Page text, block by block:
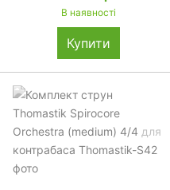
В наявності
Купити